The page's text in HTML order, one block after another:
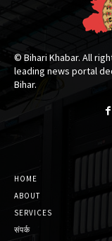
© Bihari Khabar. All
leading news portal
Bihar.
HOME
ABOUT
SERVICES
संपर्क